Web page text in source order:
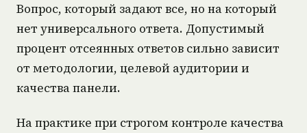
Вопрос, который задают все, но на который
нет универсального ответа. Допустимый
процент отсеянных ответов сильно зависит
от методологии, целевой аудитории и
качества панели.
На практике при строгом контроле качества